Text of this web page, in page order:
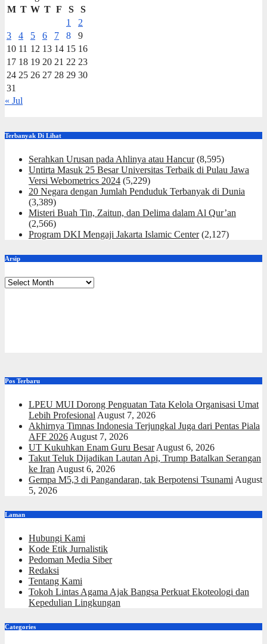
M T W T F S
S
1
2
3
4 5 6 7 8
9
10 11 12 13 14 15 16
17 18 19 20 21 22 23
24 25 26 27 28 29 30
31
« Jul
Terbanyak Di Lihat
Serahkan Urusan pada Ahlinya atau Hancur (8,595)
Untirta Masuk 25 Besar Universitas Terbaik di Pulau Jawa
Versi Webometrics 2024 (5,229)
20 Negara dengan Jumlah Penduduk Terbanyak di Dunia
(3,389)
Misteri Buah Tin, Zaitun, dan Delima dalam Al Qur’an
(2,566)
Program DKI Mengaji Jakarta Islamic Center (2,127)
Arsip
Arsip
Pos Terbaru
LPEU MUI Dorong Penguatan Tata Kelola Organisasi Umat
Lebih Profesional August 7, 2026
Akhirnya Timnas Indonesia Terjungkal Juga dari Pentas Piala
AFF 2026 August 7, 2026
UT Kukuhkan Enam Guru Besar August 6, 2026
Takut Teluk Dijadikan Lautan Api, Trump Batalkan Serangan
ke Iran August 6, 2026
Gempa M5,3 di Pangandaran, tak Berpotensi Tsunami August
5, 2026
Laman
Hubungi Kami
Kode Etik Jurnalistik
Pedoman Media Siber
Redaksi
Tentang Kami
Tokoh Lintas Agama Ajak Bangsa Perkuat Ekoteologi dan
Kepedulian Lingkungan
Categories